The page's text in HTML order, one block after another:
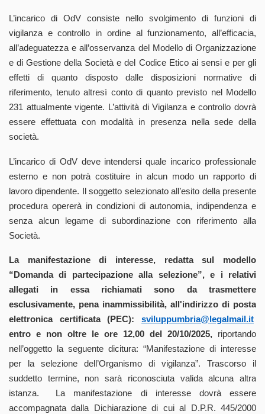
L’incarico di OdV consiste nello svolgimento di funzioni di
vigilanza e controllo in ordine al funzionamento, all’efficacia,
all’adeguatezza e all’osservanza del Modello di Organizzazione
e di Gestione della Società e del Codice Etico ai sensi e per gli
effetti di quanto disposto dalle disposizioni normative di
riferimento, tenuto altresì conto di quanto previsto nel Modello
231 attualmente vigente. L’attività di Vigilanza e controllo dovrà
essere effettuata con modalità in presenza nella sede della
società.
L’incarico di OdV deve intendersi quale incarico professionale
esterno e non potrà costituire in alcun modo un rapporto di
lavoro dipendente. Il soggetto selezionato all’esito della presente
procedura opererà in condizioni di autonomia, indipendenza e
senza alcun legame di subordinazione con riferimento alla
Società.
La manifestazione di interesse, redatta sul modello
“Domanda di partecipazione alla selezione”, e i relativi
allegati in essa richiamati sono da trasmettere
esclusivamente, pena inammissibilità, all'indirizzo di posta
elettronica certificata (PEC): sviluppumbria@legalmail.it
entro e non oltre le ore 12,00 del 20/10/2025, riportando
nell’oggetto la seguente dicitura: “Manifestazione di interesse
per la selezione dell’Organismo di vigilanza”. Trascorso il
suddetto termine, non sarà riconosciuta valida alcuna altra
istanza. La manifestazione di interesse dovrà essere
accompagnata dalla Dichiarazione di cui al D.P.R. 445/2000